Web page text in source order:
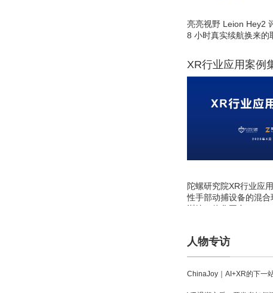
亮亮视野 Leion Hey2
8 小时真实续航换来的
XR行业应用案例
陀螺研究院XR行业应
性手部动捕设备的混
训练一体化平台
人物专访